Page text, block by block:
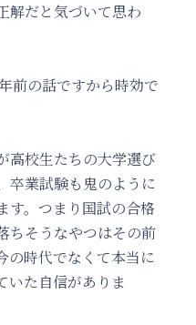
解だと気づいて思わ
前の話ですから時効で
高校生たちの大学選び
卒業試験も鬼のように
す。つまり国試の合格
ちそうなやつはその前
の時代でなくて本当に
いた自信がありま